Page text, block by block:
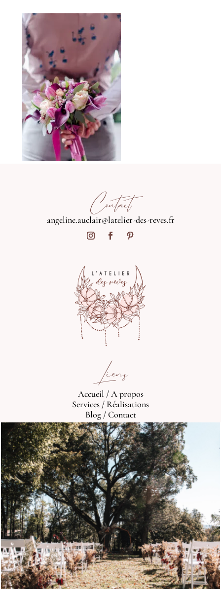
Contact
angeline.auclair@latelier-des-reves.fr
Liens
Accueil /A propos
Services / Réalisations
Blog/Contact